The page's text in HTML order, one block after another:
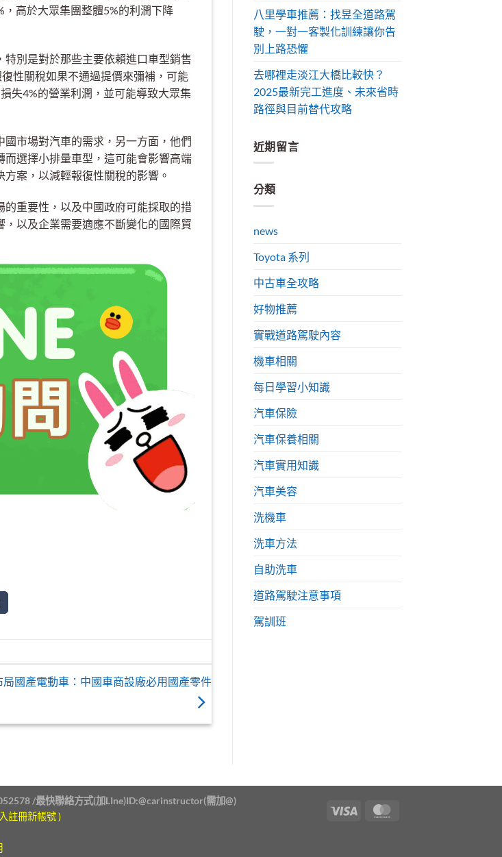
高於大眾集團整體5%的利潤下降
別是對於那些主要依賴進口車型銷售
性關稅如果不通過提價來彌補，可能
失4%的營業利潤，並可能導致大眾集
市場對汽車的需求，另一方面，他們
選擇小排量車型，這可能會影響高端
案，以減輕報復性關稅的影響。
重要性，以及中國政府可能採取的措
以及企業需要適應不斷變化的國際貿
局國產電動車：中國車商設廠必用國產零件
八里學車推薦：找昱全道路駕
駛，一對一客製化訓練讓你告
別上路恐懼
去哪裡走淡江大橋比較快？
2025最新完工進度、未來省時
路徑與目前替代攻略
近期留言
分類
news
Toyota 系列
中古車全攻略
好物推薦
實戰道路駕駛內容
機車相關
每日學習小知識
汽車保險
汽車保養相關
汽車實用知識
汽車美容
洗機車
洗車方法
自助洗車
道路駕駛注意事項
駕訓班
/最快聯絡方式(加LIne)ID:@carinstructor(需加@)
註冊新帳號 )